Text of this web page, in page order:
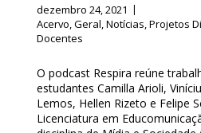
dezembro 24, 2021
Acervo,Geral,Notícias,Projetos
Docentes
O podcast Respira reúne
estudantes Camilla Arioli,
Lemos, Hellen Rizeto e Felipe
Licenciatura em